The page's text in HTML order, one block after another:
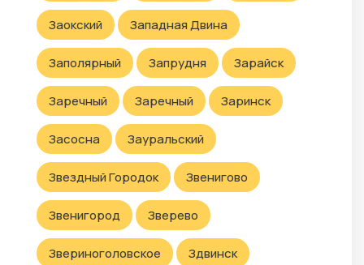
Заокский Западная Двина
Заполярный Запрудня Зарайск
Заречный Заречный Заринск
Засосна Зауральский
Звездный Городок Звенигово
Звенигород Зверево
Звериноголовское Здвинск